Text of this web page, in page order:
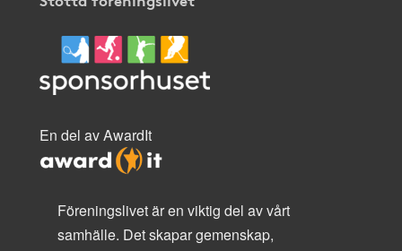
En del av AwardIt
Föreningslivet är en viktig del av vårt
samhälle. Det skapar gemenskap,